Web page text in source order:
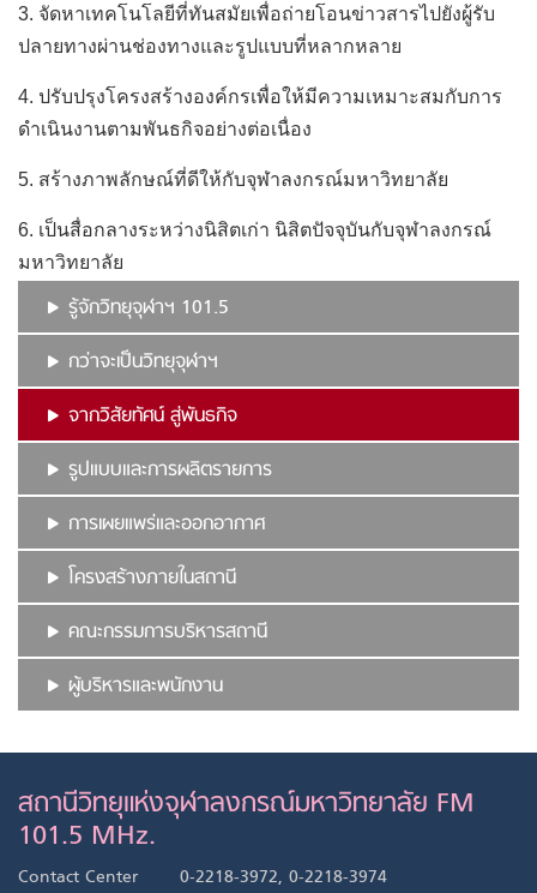
3. จัดหาเทคโนโลยีที่ทันสมัยเพื่อถ่ายโอนข่าวสารไปยังผู้รับ
ปลายทางผ่านช่องทางและรูปแบบที่หลากหลาย
4. ปรับปรุงโครงสร้างองค์กรเพื่อให้มีความเหมาะสมกับการ
ดำเนินงานตามพันธกิจอย่างต่อเนื่อง
5. สร้างภาพลักษณ์ที่ดีให้กับจุฬาลงกรณ์มหาวิทยาลัย
6. เป็นสื่อกลางระหว่างนิสิตเก่า นิสิตปัจจุบันกับจุฬาลงกรณ์
มหาวิทยาลัย
รู้จักวิทยุจุฬาฯ 101.5
กว่าจะเป็นวิทยุจุฬาฯ
จากวิสัยทัศน์ สู่พันธกิจ
รูปแบบและการผลิตรายการ
การเผยแพร่และออกอากาศ
โครงสร้างภายในสถานี
คณะกรรมการบริหารสถานี
ผู้บริหารและพนักงาน
สถานีวิทยุแห่งจุฬาลงกรณ์มหาวิทยาลัย FM
101.5 MHz.
Contact Center
0-2218-3972, 0-2218-3974